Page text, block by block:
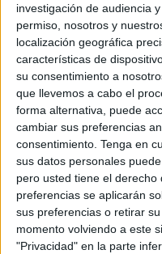
investigación de audiencia
permiso, nosotros y
localización geográfica
características de
su consentimiento a
que llevemos a cabo el
forma alternativa, puede
cambiar sus preferencias
consentimiento. Tenga en
sus datos personales
pero usted tiene el
preferencias se aplicarán
sus preferencias o retirar
momento volviendo a este
"Privacidad" en la parte
vivirse momentos
intentaba bordear el
se lo ha puesto fácil,
riesgo. Esta intervención
durante la tarde, que
la Benemérita como de
a primera hora, el
tras superar a nado el
hacía lo propio con otros
historia que ha
con este marroquí
al puerto deportivo antes